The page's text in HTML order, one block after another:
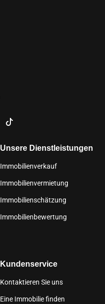
Unsere Dienstleistungen
Immobilienverkauf
Immobilienvermietung
Immobilienschätzung
Immobilienbewertung
Kundenservice
Kontaktieren Sie uns
Eine Immobilie finden